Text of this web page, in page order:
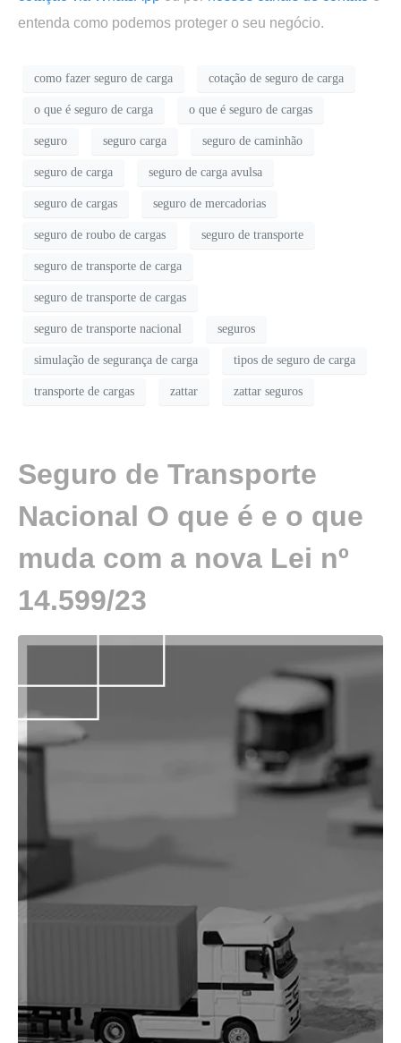
entenda como podemos proteger o seu negócio.
como fazer seguro de carga cotação de seguro de carga
o que é seguro de carga o que é seguro de cargas
seguro seguro carga seguro de caminhão
seguro de carga seguro de carga avulsa
seguro de cargas seguro de mercadorias
seguro de roubo de cargas seguro de transporte
seguro de transporte de carga
seguro de transporte de cargas
seguro de transporte nacional seguros
simulação de segurança de carga tipos de seguro de carga
transporte de cargas zattar zattar seguros
Seguro de Transporte
Nacional O que é e o que
muda com a nova Lei nº
14.599/23